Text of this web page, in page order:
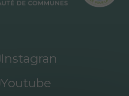
Instagran
Youtube